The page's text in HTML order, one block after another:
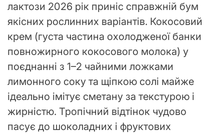
лактози 2026 рік приніс справжній бум
якісних рослинних варіантів. Кокосовий
крем (густа частина охолодженої банки
повножирного кокосового молока) у
поєднанні з 1–2 чайними ложками
лимонного соку та щіпкою солі майже
ідеально імітує сметану за текстурою і
жирністю. Тропічний відтінок чудово
пасує до шоколадних і фруктових